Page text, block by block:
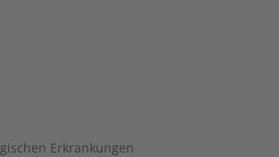
Erkrankungen